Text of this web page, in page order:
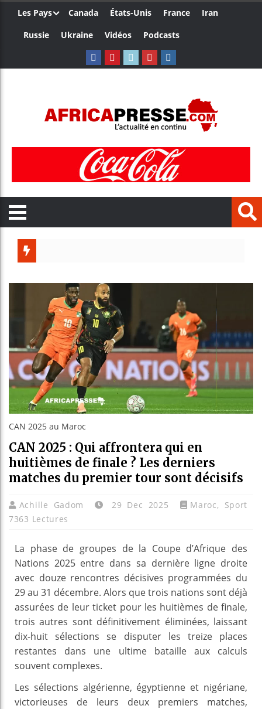
Les Pays Canada États-Unis France
Iran
Russie
Ukraine Vidéos Podcasts
Bénin :
CAN 2025 au Maroc
CAN 2025 : Qui affrontera qui en
huitièmes de finale ? Les derniers
matches du premier tour sont décisifs
Achille Gadom 29 Dec 2025 Maroc, Sport
7363 Lectures
La phase de groupes de la Coupe d’Afrique des
Nations 2025 entre dans sa dernière ligne droite
avec douze rencontres décisives programmées du
29 au 31 décembre. Alors que trois nations sont déjà
assurées de leur ticket pour les huitièmes de finale,
trois autres sont définitivement éliminées, laissant
dix-huit sélections se disputer les treize places
restantes dans une ultime bataille aux calculs
souvent complexes.
Les sélections algérienne, égyptienne et nigériane,
victorieuses de leurs deux premiers matches,